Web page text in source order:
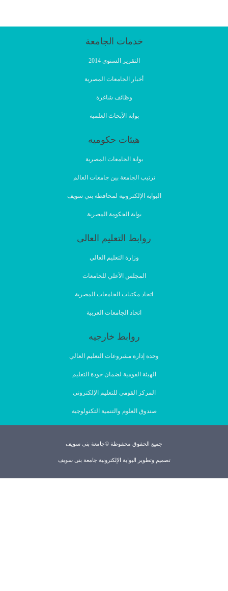
خدمات الجامعة
أخبار الجامعات المصرية
بوابة الأبحاث العلمية
هيئات حكوميه
بوابة الجامعات المصرية
ترتيب الجامعة بين جامعات العالم
البوابة الإلكترونية لمحافظة بني سويف
بوابة الحكومة المصرية
روابط التعليم العالى
وزارة التعليم العالي
المجلس الأعلي للجامعات
اتحاد مكتبات الجامعات المصرية
اتحاد الجامعات العربية
روابط خارجيه
وحدة إدارة مشروعات التعليم العالي
الهيئة القومية لضمان جودة التعليم
المركز القومي للتعليم الإلكتروني
صندوق العلوم والتنمية التكنولوجية
جميع الحقوق محفوظة ©جامعة بنى سويف
تصميم وتطوير البوابة الإلكترونية جامعة بنى سويف